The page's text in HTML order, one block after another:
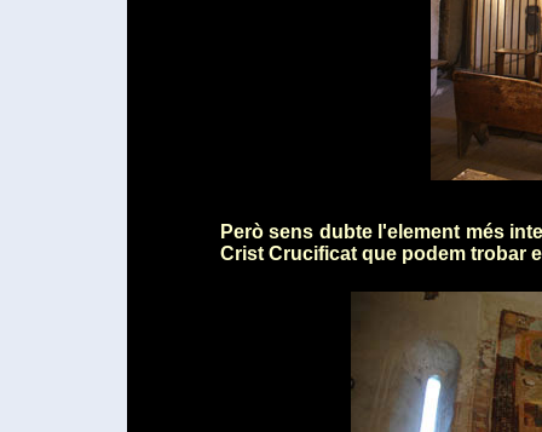
Però sens dubte l'element més
Crist Crucificat que podem trobar